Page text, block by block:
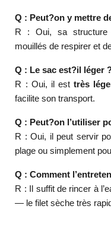
Q : Peut?on y mettre
R : Oui, sa structure
mouillés de respirer et
Q : Le sac est?il léger
R : Oui, il est très
facilite son transport.
Q : Peut?on l’utiliser
R : Oui, il peut servir
plage ou simplement
Q : Comment
R : Il suffit de rincer à
— le filet sèche très